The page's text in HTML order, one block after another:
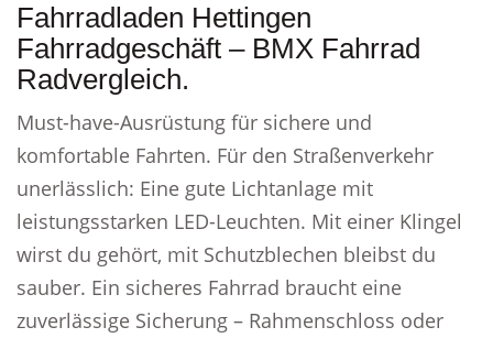
Fahrradladen Hettingen
Fahrradgeschäft – BMX Fahrrad
Radvergleich.
Must-have-Ausrüstung für sichere und
komfortable Fahrten. Für den Straßenverkehr
unerlässlich: Eine gute Lichtanlage mit
leistungsstarken LED-Leuchten. Mit einer Klingel
wirst du gehört, mit Schutzblechen bleibst du
sauber. Ein sicheres Fahrrad braucht eine
zuverlässige Sicherung – Rahmenschloss oder